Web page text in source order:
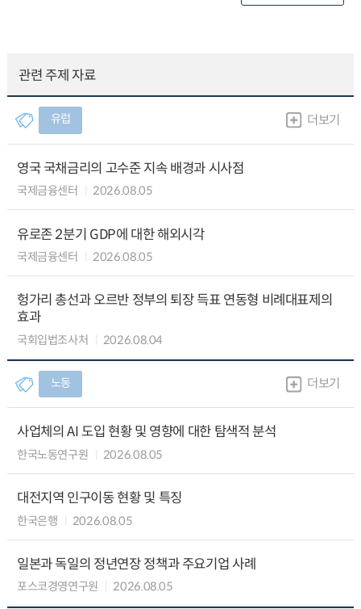
관련 주제 자료
유럽 더보기
영국 국채금리의 고수준 지속 배경과 시사점
국제금융센터 2026.08.05
유로존 2분기 GDP에 대한 해외시각
국제금융센터 2026.08.05
헝가리 총선과 오르반 정부의 퇴장 득표 연동형 비례대표제의
효과
국회입법조사처 2026.08.04
노동 더보기
사업체의 AI 도입 현황 및 영향에 대한 탐색적 분석
한국노동연구원 2026.08.05
대전지역 인구이동 현황 및 특징
한국은행 2026.08.05
일본과 독일의 정년연장 정책과 주요기업 사례
포스코경영연구원 2026.08.05